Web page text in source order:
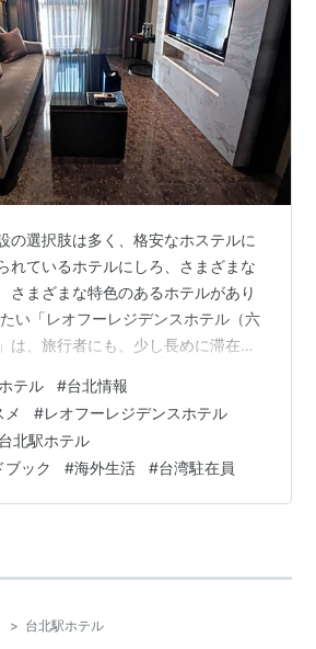
の選択肢は多く、格安なホステルに
れているホテルにしろ、さまざまな
さまざまな特色のあるホテルがあり
い「レオフーレジデンスホテル（六
は、旅行者にも、少し長めに滞在し
ンスホテル（六福居公寓式酒店）に
ジデンス ホテル（六福居公寓式酒
ループの「アパートホテル」ブラン
スペースとプロフェッショナルなホ
備えています。 各部屋には、リビン
テル #台北情報
メ #レオフーレジデンスホテル
台北駅ホテル
ブック #海外生活 #台湾駐在員
> 台北駅ホテル